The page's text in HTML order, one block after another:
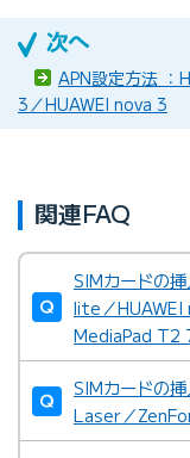
APN設定方法
3／HUAWEI nova 3
関連FAQ
SIMカードの
lite／HUAWEI
MediaPad T2
SIMカードの
Laser／